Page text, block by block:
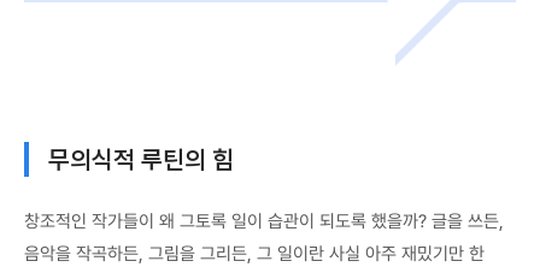
무의식적 루틴의 힘
창조적인 작가들이 왜 그토록 일이 습관이 되도록 했을까? 글을 쓰든,
음악을 작곡하든, 그림을 그리든, 그 일이란 사실 아주 재밌기만 한